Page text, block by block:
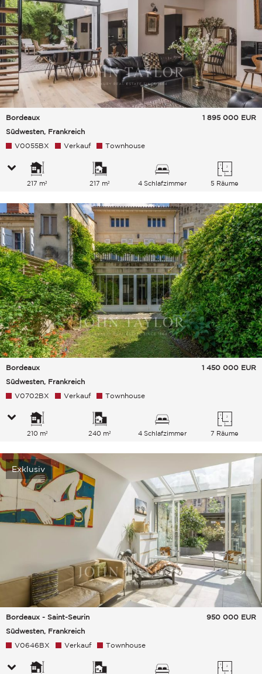
Bordeaux
Südwesten, Frankreich
1 895 000 EUR
V0055BX Verkauf Townhouse
217 m² 217 m² 4 Schlafzimmer 5 Räume
Bordeaux
Südwesten, Frankreich
1 450 000 EUR
V0702BX Verkauf Townhouse
210 m² 240 m² 4 Schlafzimmer 7 Räume
Exklusiv
Bordeaux - Saint-Seurin
Südwesten, Frankreich
950 000 EUR
V0646BX Verkauf Townhouse